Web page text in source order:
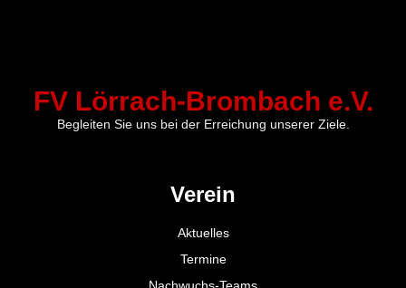
FV Lörrach-Brombach e.V.
Begleiten Sie uns bei der Erreichung unserer Ziele.
Verein
Aktuelles
Termine
Nachwuchs-Teams